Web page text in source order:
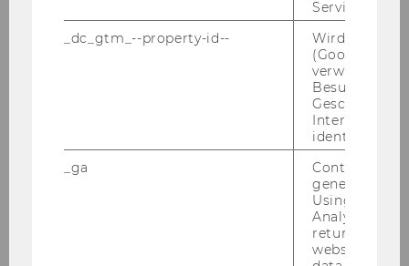
Leh­rer­fah­rung
Kennt­nis von/Er­fah­rung mit quan­ti­ta­ti­ven Me­
aus­ge­präg­te Ergebnis-​ und Qua­li­täts­ori­en­tie­
rung sowie ge­wis­sen­haf­tes und ge­nau­es Ar­
hohes Maß an Team- und Kon­flikt­fä­hig­keit, En­
Selb­stän­dig­keit und Ei­gen­ver­ant­wor­tung
Service an.
_dc_gtm_--property-id--
Wird von
(Google Tag
verwendet,
Besucher
Geschlecht
Interessen zu
identifizieren.
_ga
Contains a
generated
Using this
Analytics can
returning
website and